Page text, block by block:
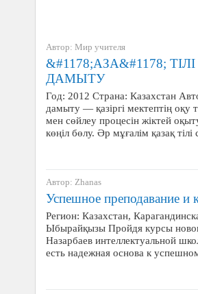
Автор: Мир учителя
&#1178;АЗА&#1178;
ДАМЫТУ
Год: 2012 Страна: Казахстан
дамыту — қазіргі мектептің оқу
мен сөйлеу процесін жіктей
көңіл бөлу. Әр мұғалім қазақ
Автор: Zhanas
Успешное преподавание и
Регион: Казахстан,
Ыбырайқызы Пройдя курсы
Назарбаев интеллектуальной
есть надежная основа к